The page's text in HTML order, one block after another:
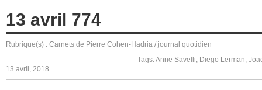
13 avril 774
Rubrique(s) : Carnets de Pierre Cohen-Hadria / journal quotidien
Tags:Anne Savelli Diego Lerman
13 avril, 2018